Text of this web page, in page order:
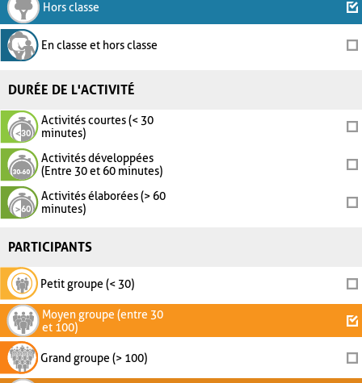
Hors classe
En classe et hors classe
DURÉE DE L'ACTIVITÉ
Activités courtes (< 30
minutes)
Activités développées
(Entre 30 et 60 minutes)
Activités élaborées (> 60
minutes)
PARTICIPANTS
Petit groupe (< 30)
Moyen groupe (entre 30
et 100)
Grand groupe (> 100)